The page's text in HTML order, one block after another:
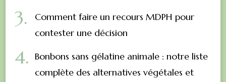
Comment faire un recours MDPH pour
contester une décision
Bonbons sans gélatine animale : notre liste
complète des alternatives végétales et